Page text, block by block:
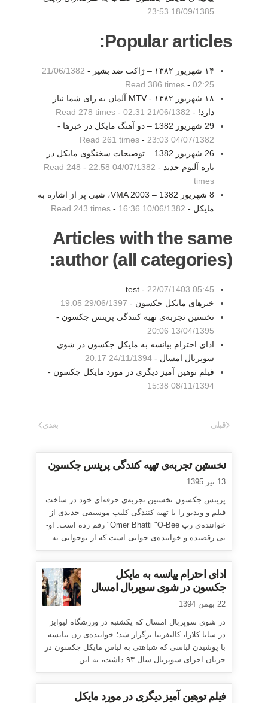
18/09/1385 23:53
Popular articles:
۱۴ شهریور ۱۳۸۲ – ژاکت ضد بشیر -
21/06/1382
02:25
-
Read 386 times
۱۸ شهریور ۱۳۸۲ - MTV آلمان به رای شما نیاز
دارد! - 21/06/1382 02:31
-
Read 278 times
29 شهريور 1382 – دو آهنگ مايکل در خبرها -
04/07/1382 23:03
-
Read 261 times
26 شهريور 1382 – توضيحات سخنگوی مايکل در
باره آلبوم جديد - 04/07/1382 22:58
-
Read 248
times
8 شهريور 1382 – VMA 2003، شبی پر از اشاره به
مايکل - 10/06/1382 16:36
-
Read 243 times
Articles with the same
author (all categories):
test - 22/07/1403 05:45
خبرهای مایکل جکسون - 29/06/1397 19:05
نخستین تجربه‌ی تهیه کنندگی پرینس جکسون -
13/04/1395 20:06
ادای احترام بیانسه به مایکل جکسون در شوی
سوپربال امسال - 24/11/1394 20:17
فیلم توهین آمیز دیگری در مورد مایکل جکسون -
08/11/1394 15:38
قبلی بعدی
نخستین تجربه‌ی تهیه کنندگی پرینس جکسون
13 تیر 1395
پرینس جکسون نخستین تجربه‌ی حرفه‌ای خود در ساخت
فیلم و ویدیو را با تهیه کنندگی کلیپ موسیقی جدیدی از
خواننده‌ی رپ Omer Bhatti "O-Bee" رقم زده است. او-
بی رقصنده و خواننده‌ی جوانی است که از نوجوانی به...
ادای احترام بیانسه به مایکل
جکسون در شوی سوپربال امسال
22 بهمن 1394
در شوی سوپربال امسال که یکشنبه در ورزشگاه لیوایز
در سانا کلارا، کالیفرنیا برگزار شد؛ خواننده‌ی زن بیانسه
با پوشیدن لباسی که شباهتی به لباس مایکل جکسون در
جریان اجرای سوپربال سال ۹۳ داشت، به این...
فیلم توهین آمیز دیگری در مورد مایکل